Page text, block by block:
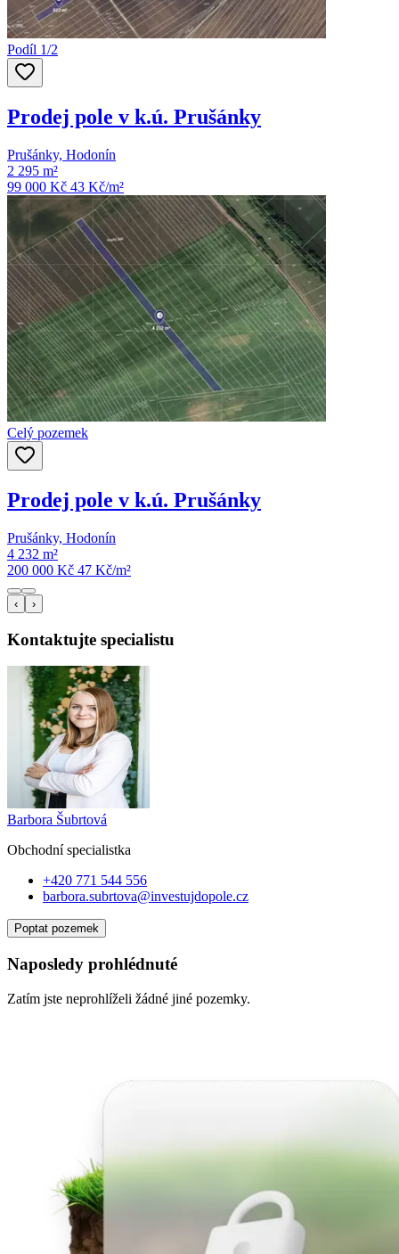
Podíl 1/2
Prodej pole v k.ú. Prušánky
Prušánky, Hodonín
2 295 m²
99 000 Kč 43 Kč/m²
Celý pozemek
Prodej pole v k.ú. Prušánky
Prušánky, Hodonín
4 232 m²
200 000 Kč 47 Kč/m²
‹ ›
Kontaktujte specialistu
Barbora Šubrtová
Obchodní specialistka
+420 771 544 556
barbora.subrtova@investujdopole.cz
Poptat pozemek
Naposledy prohlédnuté
Zatím jste neprohlíželi žádné jiné pozemky.